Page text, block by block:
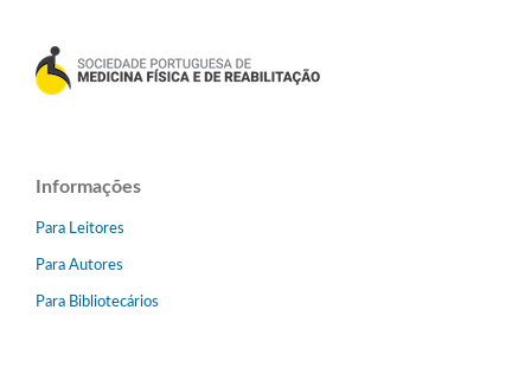
Informações
Para Leitores
Para Autores
Para Bibliotecários